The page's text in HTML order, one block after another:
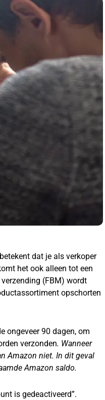
dat je als verkoper
het ook alleen tot een
(FBM) wordt
opschorten
ongeveer 90 dagen, om
verzonden. Wanneer
Amazon niet. In dit geval
Amazon saldo.
is gedeactiveerd”.